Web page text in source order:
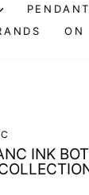
ON
INK